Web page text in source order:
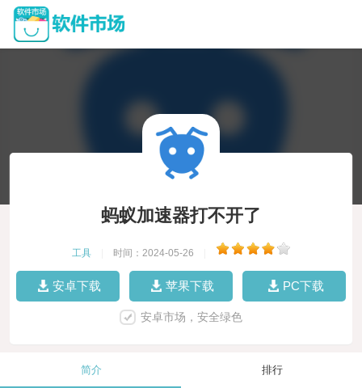
蚂蚁加速器打不开了
工具 时间：2024-05-26
安卓下载 苹果下载 PC下载
安卓市场，安全绿色
简介 排行